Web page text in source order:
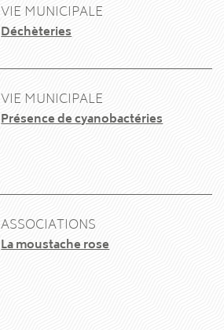
VIE MUNICIPALE
Déchèteries
VIE MUNICIPALE
Présence de cyanobactéries
ASSOCIATIONS
La moustache rose